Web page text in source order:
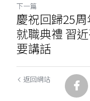
下一篇
慶祝回歸25
就職典禮 習
要講話
返回網站